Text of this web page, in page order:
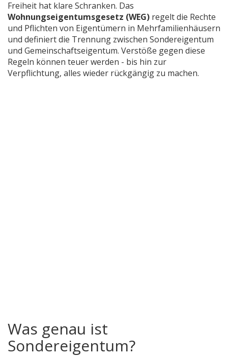
Freiheit hat klare Schranken. Das
Wohnungseigentumsgesetz (WEG) regeltdie Rechte
und Pflichten von Eigentümern in Mehrfamilienhäusern
und definiert die Trennung zwischen Sondereigentum
und Gemeinschaftseigentum. Verstöße gegen diese
Regeln können teuer werden - bis hin zur
Verpflichtung, alles wieder rückgängig zu machen.
Was genau ist
Sondereigentum?